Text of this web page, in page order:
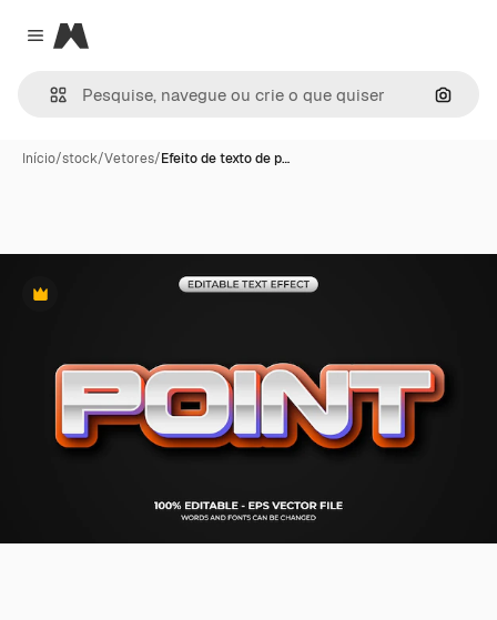
Close menu
Magnific
Início/stock/Vetores/Efeito de texto de p…
Premium